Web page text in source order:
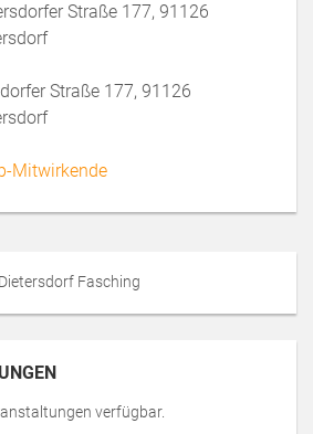
Straße 177, 91126
Mitwirkende
verfügbar.